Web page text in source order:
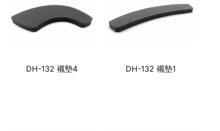
DH-132 襯墊4 DH-132 襯墊1